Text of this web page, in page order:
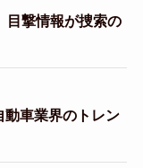
目撃情報が捜索の
動車業界のトレン